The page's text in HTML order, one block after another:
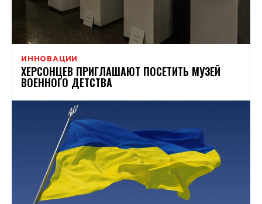
ИННОВАЦИИ
ХЕРСОНЦЕВ ПРИГЛАШАЮТ ПОСЕТИТЬ МУЗЕЙ
ВОЕННОГО ДЕТСТВА